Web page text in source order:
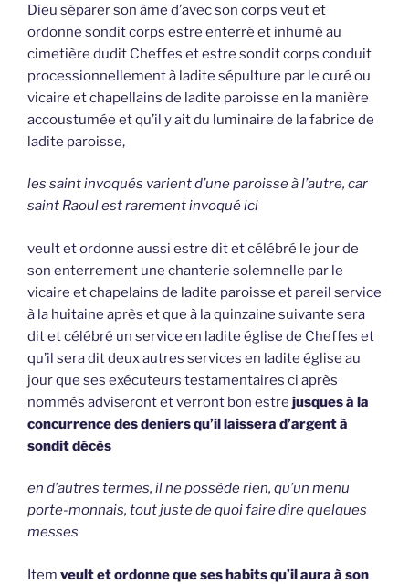
Dieu séparer son âme d’avec son corps veut et
ordonne sondit corps estre enterré et inhumé au
cimetière dudit Cheffes et estre sondit corps conduit
processionnellement à ladite sépulture par le curé ou
vicaire et chapellains de ladite paroisse en la manière
accoustumée et qu’il y ait du luminaire de la fabrice de
ladite paroisse,
les saint invoqués varient d’une paroisse à l’autre, car
saint Raoul est rarement invoqué ici
veult et ordonne aussi estre dit et célébré le jour de
son enterrement une chanterie solemnelle par le
vicaire et chapelains de ladite paroisse et pareil service
à la huitaine après et que à la quinzaine suivante sera
dit et célébré un service en ladite église de Cheffes et
qu’il sera dit deux autres services en ladite église au
jour que ses exécuteurs testamentaires ci après
nommés adviseront et verront bon estre jusques à la
concurrence des deniers qu’il laissera d’argent à
sondit décès
en d’autres termes, il ne possède rien, qu’un menu
porte-monnais, tout juste de quoi faire dire quelques
messes
Item veult et ordonne que ses habits qu’il aura à son